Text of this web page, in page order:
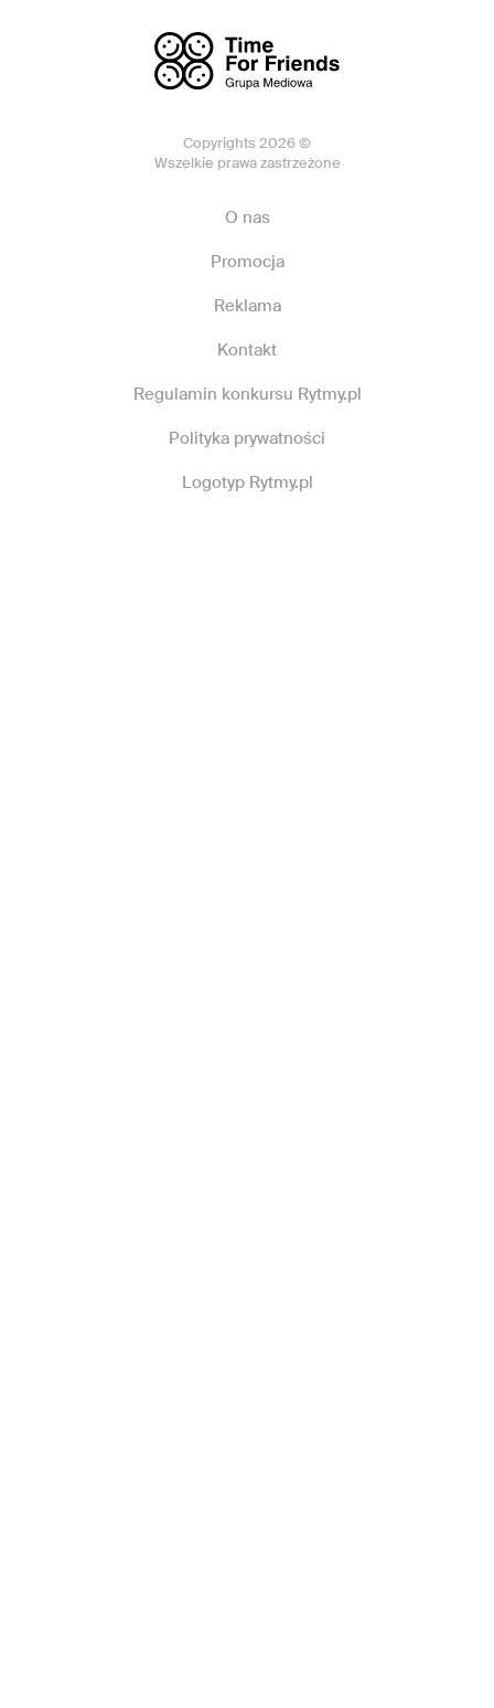
Copyrights 2026 ©
Wszelkie prawa zastrzeżone
O nas
Promocja
Reklama
Kontakt
Regulamin konkursu Rytmy.pl
Polityka prywatności
Logotyp Rytmy.pl